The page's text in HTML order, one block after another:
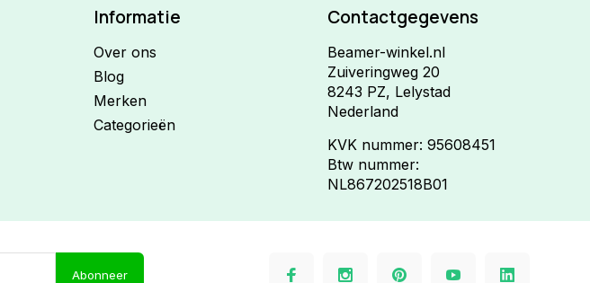
Informatie
Over ons
Blog
Merken
Categorieën
Contactgegevens
Beamer-winkel.nl
Zuiveringweg 20
8243 PZ, Lelystad
Nederland
KVK nummer: 95608451
Btw nummer:
NL867202518B01
Abonneer